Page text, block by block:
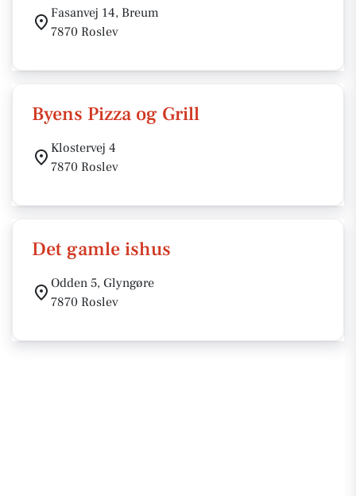
Fasanvej 14, Breum
7870 Roslev
Byens Pizza og Grill
Klostervej 4
7870 Roslev
Det gamle ishus
Odden 5, Glyngøre
7870 Roslev